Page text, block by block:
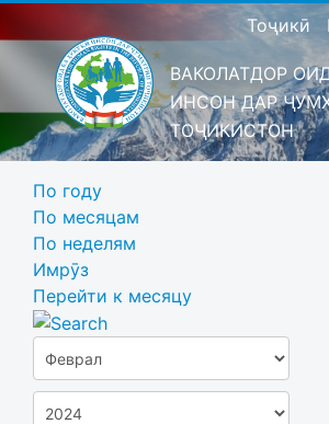
Тоҷикӣ
ВАКОЛАТДОР
ИНСОН ДАР
ТОҶИКИСТОН
По году
По месяцам
По неделям
Имрӯз
Перейти к месяцу